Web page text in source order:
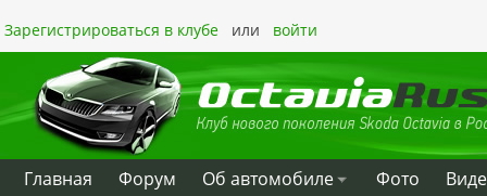
Зарегистрироваться в клубе или войти
Главная Форум Oб автомобиле Фото